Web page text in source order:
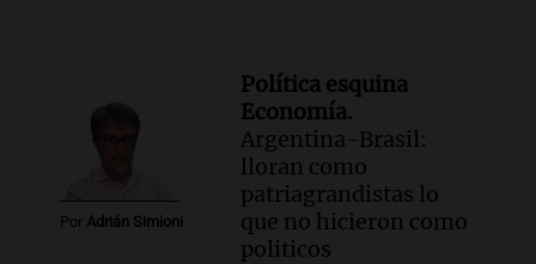
Por Adrián Simioni
Política esquina
Economía.
Argentina-Brasil:
lloran como
patriagrandistas lo
que no hicieron como
politicos